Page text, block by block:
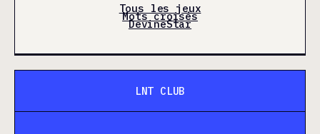
Tous les jeux
Mots croisés
DevineStar
LNT CLUB